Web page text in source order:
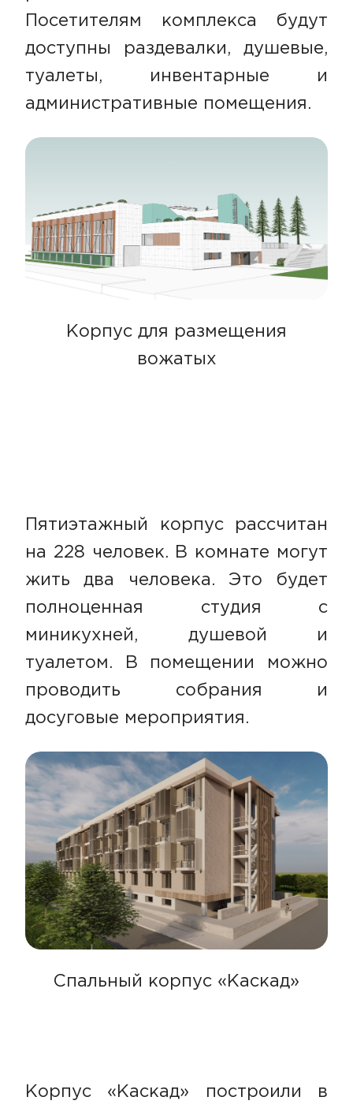
Посетителям комплекса будут
доступны раздевалки, душевые,
туалеты, инвентарные и
административные помещения.
Корпус для размещения
вожатых
Пятиэтажный корпус рассчитан
на 228 человек. В комнате могут
жить два человека. Это будет
полноценная студия с
миникухней, душевой и
туалетом. В помещении можно
проводить собрания и
досуговые мероприятия.
Спальный корпус «Каскад»
Корпус «Каскад» построили в